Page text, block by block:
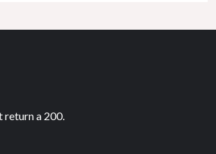
return a 200.